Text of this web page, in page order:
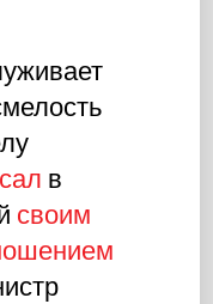
в
своим